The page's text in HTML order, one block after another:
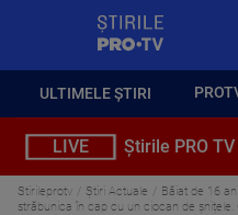
ULTIMELE ȘTIRI
LIVE Știrile PRO
Stirileprotv Știri Actuale
Băiat de 16
străbunica în cap cu un ciocan de șnițele.